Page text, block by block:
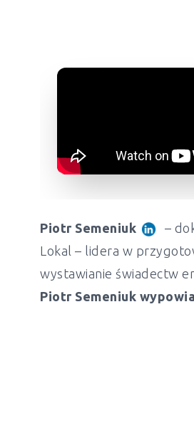
Piotr Semeniuk
–
Lokal – lidera w
wystawianie świadectw
Piotr Semeniuk